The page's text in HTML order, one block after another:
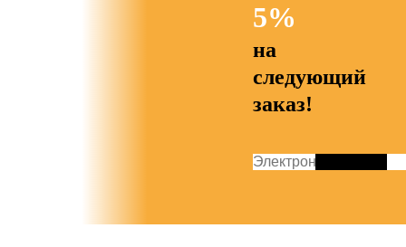
5%
на
следующий
заказ!